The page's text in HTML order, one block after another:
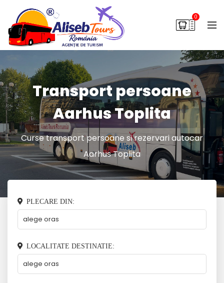
0
Transport persoane
Aarhus Toplita
Curse transport persoane si rezervari autocar
Aarhus Toplita
PLECARE DIN:
LOCALITATE DESTINATIE: